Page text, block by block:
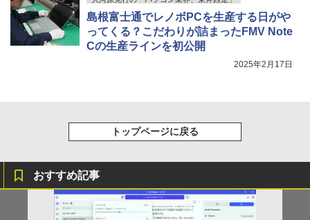
島根富士通でレノボPCを生産する日がや
ってくる？こだわりが詰まったFMV Note
Cの生産ラインを初公開
2025年2月17日
トップページに戻る
おすすめ記事